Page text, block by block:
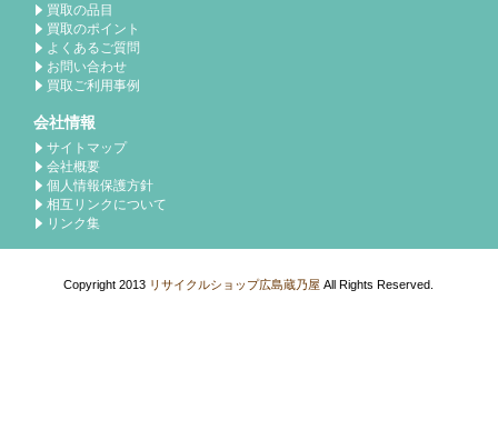
買取の品目
買取のポイント
よくあるご質問
お問い合わせ
買取ご利用事例
会社情報
サイトマップ
会社概要
個人情報保護方針
相互リンクについて
リンク集
Copyright 2013 リサイクルショップ広島蔵乃屋 All Rights Reserved.